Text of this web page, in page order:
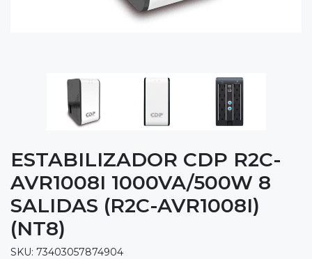
ESTABILIZADOR CDP R2C-
AVR1008I 1000VA/500W 8
SALIDAS (R2C-AVR1008I)
(NT8)
SKU: 73403057874904